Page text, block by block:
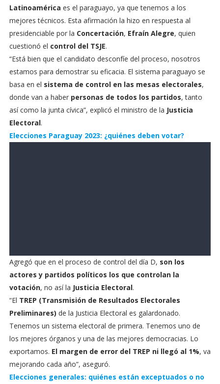
Latinoamérica es el paraguayo, ya que tenemos a los
mejores técnicos. Esta afirmación la hizo en respuesta al
presidenciable por la Concertación, Efraín Alegre, quien
cuestionó el control del TSJE.
“Está bien que el candidato desconfíe del proceso, nosotros
estamos para demostrar su eficacia. El sistema paraguayo se
basa en el sistema de control en las mesas electorales,
donde van a haber personas de todos los partidos, tanto
así como la junta cívica”, explicó el ministro de la Justicia
Electoral.
Elecciones Paraguay 2023: ¿quiénes deben votar?
Agregó que en el proceso de control del día D, son los
actores y partidos políticos los que controlan la
votación, no así la Justicia Electoral.
“El TREP (Transmisión de Resultados Electorales
Preliminares) de la Justicia Electoral es galardonado.
Tenemos un sistema electoral de primera. Tenemos uno de
los mejores órganos y una de las mejores democracias. Lo
exportamos. El margen de error del TREP ni llegó al 1%, va
mejorando cada año”, aseguró.
Elecciones generales: quiénes están exceptuados o no